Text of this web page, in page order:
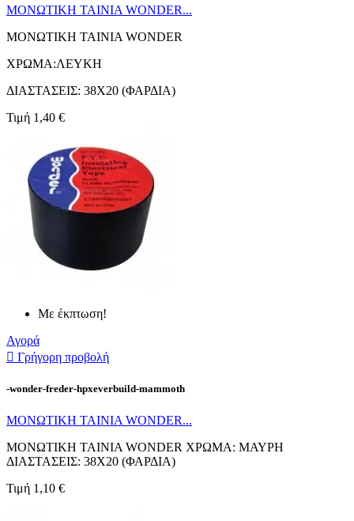
ΜΟΝΩΤΙΚΗ ΤΑΙΝΙΑ WONDER...
ΜΟΝΩΤΙΚΗ ΤΑΙΝΙΑ WONDER
ΧΡΩΜΑ:ΛΕΥΚΗ
ΔΙΑΣΤΑΣΕΙΣ: 38X20 (ΦΑΡΔΙΑ)
Τιμή 1,40 €
Με έκπτωση!
Αγορά
 Γρήγορη προβολή
-wonder-freder-hpxeverbuild-mammoth
ΜΟΝΩΤΙΚΗ ΤΑΙΝΙΑ WONDER...
ΜΟΝΩΤΙΚΗ ΤΑΙΝΙΑ WONDER ΧΡΩΜΑ: ΜΑΥΡΗ
ΔΙΑΣΤΑΣΕΙΣ: 38X20 (ΦΑΡΔΙΑ)
Τιμή 1,10 €